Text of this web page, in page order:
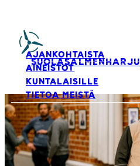
SUOLASALMENHARJU
AJANKOHTAISTA
AINEISTOT
KUNTALAISILLE
TIETOA MEISTÄ